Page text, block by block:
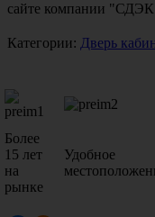
сайте компании
Категории: Дверь
Более
15 лет
на
рынке
Удобное